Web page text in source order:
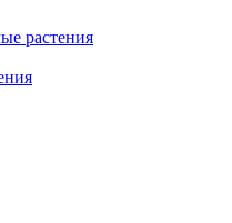
растения